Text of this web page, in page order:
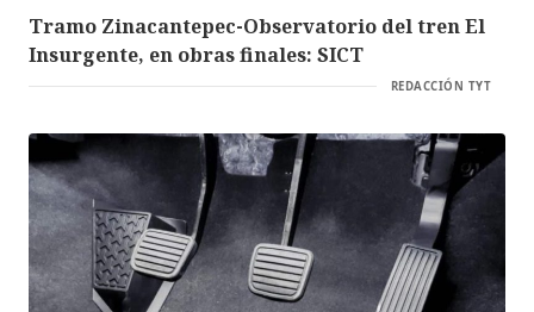
Tramo Zinacantepec-Observatorio del tren El
Insurgente, en obras finales: SICT
REDACCIÓN TYT